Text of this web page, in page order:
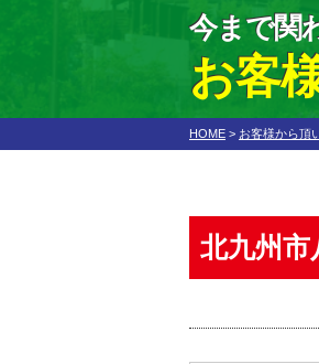
今まで関
お客
HOME > お客様から頂
北九州市